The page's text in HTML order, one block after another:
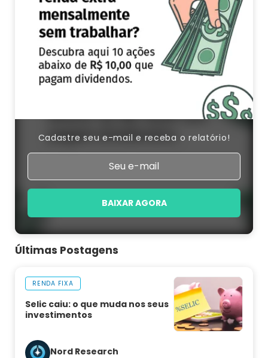
Cadastre seu e-mail e receba o relatório!
BAIXAR AGORA
Últimas Postagens
RENDA FIXA
Selic caiu: o que muda nos seus
investimentos
Nord Research